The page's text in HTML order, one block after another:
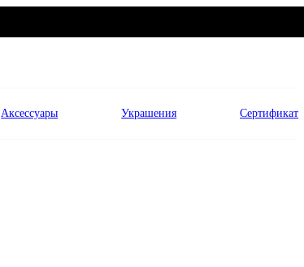
Аксессуары Украшения Сертификат